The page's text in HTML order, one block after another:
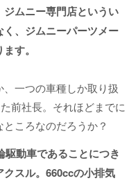
ムニー専門店というい
、ジムニーパーツメー
す。
一つの車種しか取り扱
前社長。それほどまでに
ころなのだろうか？
動車であることにつき
スル。660ccの小排気